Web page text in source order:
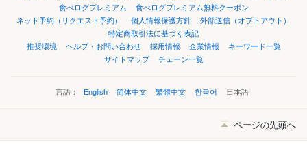
食べログプレミアム
食べログプレミアム無料クーポン
ネット予約（リクエスト予約）
個人情報保護方針
外部送信（オプトアウト）
特定商取引法に基づく表記
推奨環境
ヘルプ・お問い合わせ 採用情報 企業情報
キーワード一覧
サイトマップ
チェーン一覧
言語： English 简体中文 繁體中文 한국어 日本語
ページの先頭へ